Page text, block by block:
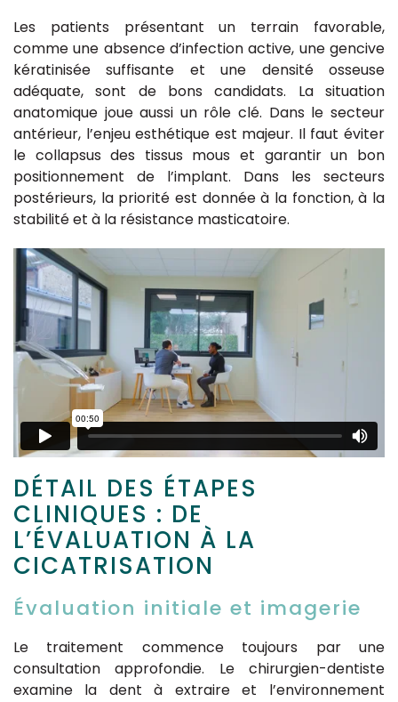
Les patients présentant un terrain favorable,
comme une absence d’infection active, une gencive
kératinisée suffisante et une densité osseuse
adéquate, sont de bons candidats. La situation
anatomique joue aussi un rôle clé. Dans le secteur
antérieur, l’enjeu esthétique est majeur. Il faut éviter
le collapsus des tissus mous et garantir un bon
positionnement de l’implant. Dans les secteurs
postérieurs, la priorité est donnée à la fonction, à la
stabilité et à la résistance masticatoire.
DÉTAIL DES ÉTAPES
CLINIQUES : DE
L’ÉVALUATION À LA
CICATRISATION
Évaluation initiale et imagerie
Le traitement commence toujours par une
consultation approfondie. Le chirurgien-dentiste
examine la dent à extraire et l’environnement